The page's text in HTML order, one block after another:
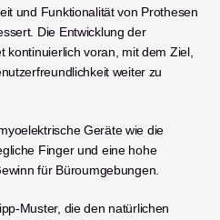
und Funktionalität von Prothesen
Die Entwicklung der
kontinuierlich voran, mit dem Ziel,
weiter zu
Geräte wie die
Finger und eine hohe
für Büroumgebungen.
Muster, die den natürlichen